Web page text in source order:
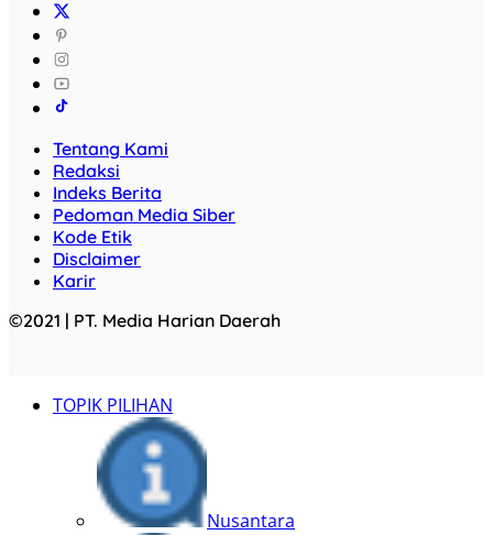
Tentang Kami
Redaksi
Indeks Berita
Pedoman Media Siber
Kode Etik
Disclaimer
Karir
©2021 | PT. Media Harian Daerah
TOPIK PILIHAN
Nusantara